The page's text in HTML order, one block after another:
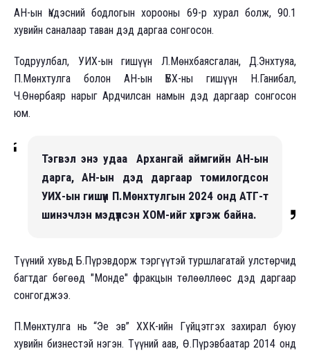
АН-ын Үндэсний бодлогын хорооны 69-р хурал болж, 90.1
хувийн саналаар таван дэд даргаа сонгосон.
Тодруулбал, УИХ-ын гишүүн Л.Мөнхбаясгалан, Д.Энхтуяа,
П.Мөнхтулга болон АН-ын ҮБХ-ны гишүүн Н.Ганибал,
Ч.Өнөрбаяр нарыг Ардчилсан намын дэд даргаар сонгосон
юм.
Тэгвэл энэ удаа Архангай аймгийн АН-ын
дарга, АН-ын дэд даргаар томилогдсон
УИХ-ын гишүүн П.Мөнхтулгын 2024 онд АТГ-т
шинэчлэн мэдүүлсэн ХОМ-ийг хүргэж байна.
Түүний хувьд Б.Пүрэвдорж тэргүүтэй туршлагатай улстөрчид
багтдаг бөгөөд "Монде" фракцын төлөөллөөс дэд даргаар
сонгогджээ.
П.Мөнхтулга нь “Эе эв” ХХК-ийн Гүйцэтгэх захирал буюу
хувийн бизнестэй нэгэн. Түүний аав, Ө.Пүрэвбаатар 2014 онд